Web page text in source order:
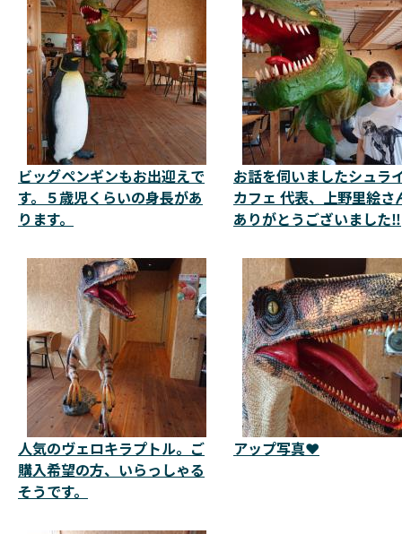
ビッグペンギンもお出迎えで
す。５歳児くらいの身長があ
ります。
お話を伺いましたシュラ
カフェ 代表、上野里絵さ
ありがとうございました‼️
人気のヴェロキラプトル。ご
購入希望の方、いらっしゃる
そうです。
アップ写真❤️